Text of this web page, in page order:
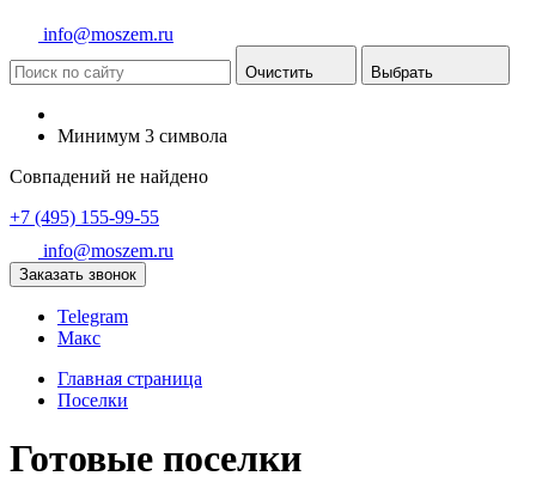
info@moszem.ru
Очистить Выбрать
Минимум 3 символа
Совпадений не найдено
+7 (495) 155-99-55
info@moszem.ru
Заказать звонок
Telegram
Макс
Главная страница
Поселки
Готовые поселки